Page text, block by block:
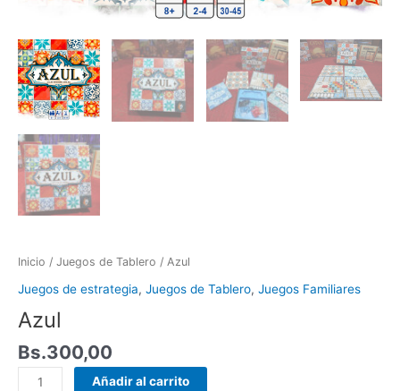
Inicio / Juegos de Tablero / Azul
Juegos de estrategia, Juegos de Tablero, Juegos Familiares
Azul
Bs.300,00
Añadir al carrito